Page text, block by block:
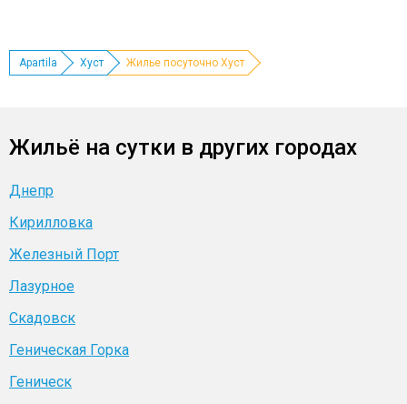
Apartila Хуст Жилье посуточно Хуст
Жильё на сутки в других городах
Днепр
Кирилловка
Железный Порт
Лазурное
Скадовск
Геническая Горка
Геническ